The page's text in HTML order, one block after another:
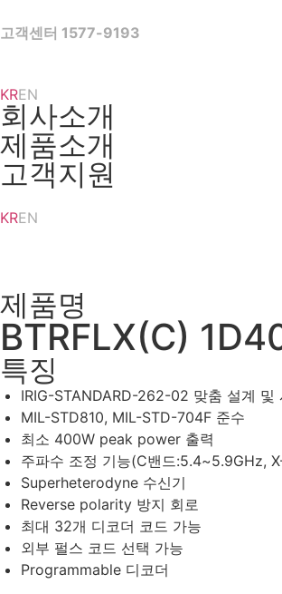
to
고객센터 1577-9193
KREN
회사소개
제품소개
고객지원
KREN
제품명
BTRFLX(C)
특징
IRIG-STANDARD-262-02 맞춤 설계 및
MIL-STD810, MIL-STD-704F 준수
최소 400W peak power 출력
주파수 조정 기능(C밴드:5.4~5.9GHz,
Superheterodyne 수신기
Reverse polarity 방지 회로
최대 32개 디코더 코드 가능
외부 펄스 코드 선택 가능
Programmable 디코더